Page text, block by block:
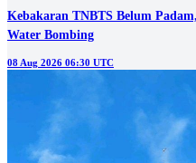
Kebakaran TNBTS Belum
Water Bombing
08 Aug 2026 06:30 UTC